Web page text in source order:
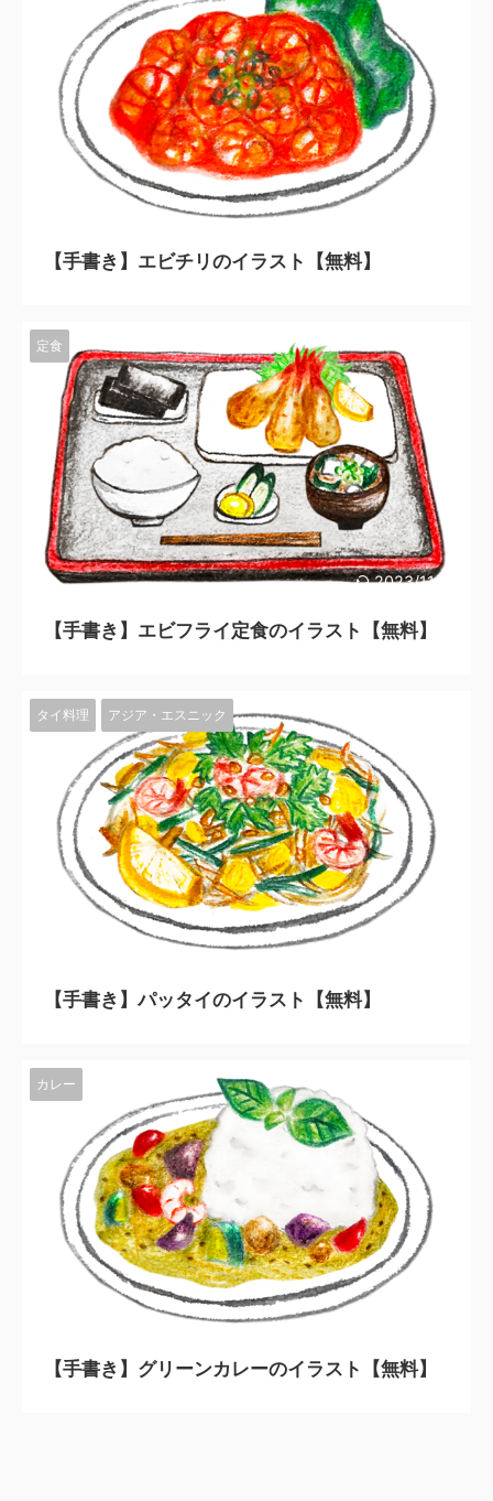
【手書き】エビチリのイラスト【無料】
2023/11/10
定食
【手書き】エビフライ定食のイラスト【無料】
タイ料理 アジア・エスニック
【手書き】パッタイのイラスト【無料】
カレー
【手書き】グリーンカレーのイラスト【無料】